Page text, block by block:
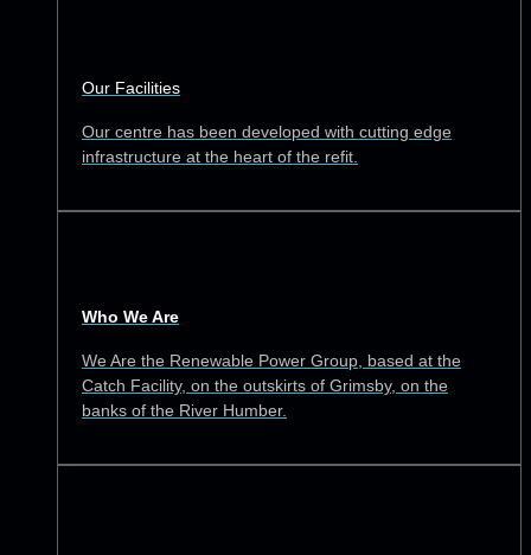
Our Facilities
Our centre has been developed with cutting edge
infrastructure at the heart of the refit.
Who We Are
We Are the Renewable Power Group, based at the
Catch Facility, on the outskirts of Grimsby, on the
banks of the River Humber.